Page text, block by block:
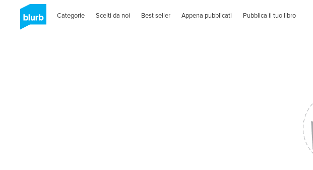
Categorie Scelti da noi Best seller Appena pubblicati Pubblica il tuo libro